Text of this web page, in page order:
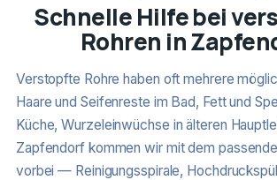
Schnelle Hilfe bei
Rohren in
Verstopfte Rohre haben oft mehrere
Haare und Seifenreste im Bad, Fett und
Küche, Wurzeleinwüchse in älteren
Zapfendorf kommen wir mit dem
vorbei — Reinigungsspirale,